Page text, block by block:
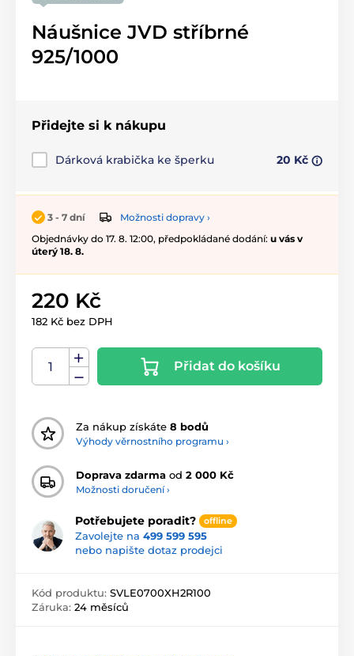
Náušnice JVD stříbrné
925/1000
Přidejte si k nákupu
Dárková krabička ke šperku 20 Kč
3 - 7 dní
Možnosti dopravy ›
Objednávky do 17. 8. 12:00, předpokládané dodání: u vás v
úterý 18. 8.
220 Kč
182 Kč bez DPH
Přidat do košíku
Za nákup získáte 8 bodů
Výhody věrnostního programu ›
Doprava zdarma od 2 000 Kč
Možnosti doručení ›
Potřebujete poradit? offline
Zavolejte na 499 599 595
nebo napište dotaz prodejci
Kód produktu: SVLE0700XH2R100
Záruka: 24 měsíců